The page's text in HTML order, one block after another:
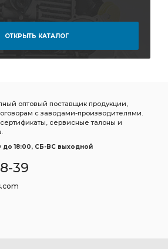
ОТКРЫТЬ КАТАЛОГ
оптовый поставщик продукции,
с заводами-производителями.
сервисные талоны и
до 18:00, СБ-ВС выходной
39